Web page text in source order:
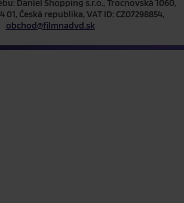
Daniel Shopping s.r.o., Trocnovská 1060,
01, Česká republika, VAT ID: CZ07298854,
obchod@filmnadvd.sk